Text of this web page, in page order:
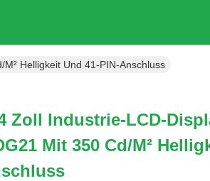
Helligkeit Und 41-PIN-Anschluss
Zoll Industrie-LCD-
Mit 350 Cd/m²